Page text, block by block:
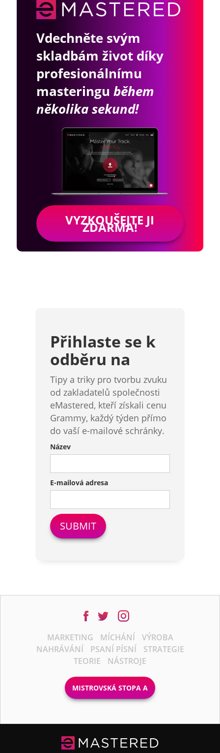
Vdechněte svým
skladbám život díky
profesionálnímu
masteringu během
několika sekund!
VYZKOUŠEJTE JI
ZDARMA!
Přihlaste se k
odběru na
Tipy a triky pro tvorbu zvuku
od zakladatelů společnosti
eMastered, kteří získali cenu
Grammy, každý týden přímo
do vaší e-mailové schránky.
Název
E-mailová adresa
MARKETING MÍCHÁNÍ
VÝROBA
NAHRÁVÁNÍ
PSANÍ PÍSNÍ
STRATEGIE
TEORIE
NÁSTROJE
MISTROVSKÁ STOPA A